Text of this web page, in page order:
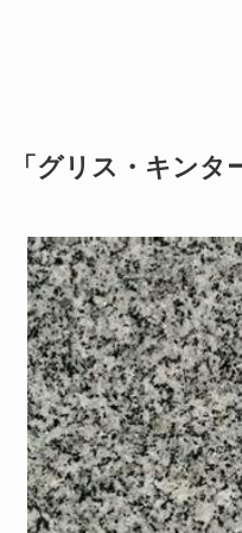
「グリス・キンタ